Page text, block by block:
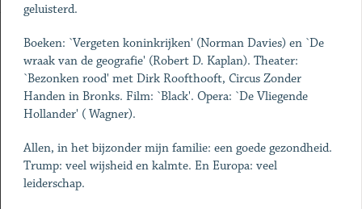
geluisterd.
Boeken: `Vergeten koninkrijken' (Norman Davies) en `De
wraak van de geografie' (Robert D. Kaplan). Theater:
`Bezonken rood' met Dirk Roofthooft, Circus Zonder
Handen in Bronks. Film: `Black'. Opera: `De Vliegende
Hollander' ( Wagner).
Allen, in het bijzonder mijn familie: een goede gezondheid.
Trump: veel wijsheid en kalmte. En Europa: veel
leiderschap.